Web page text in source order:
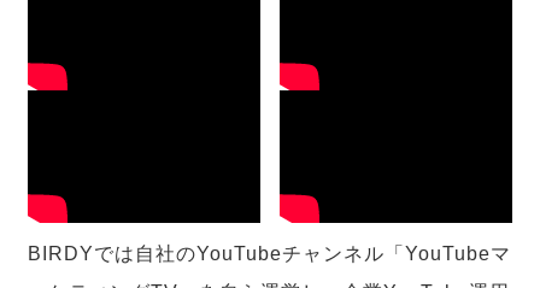
BIRDYでは自社のYouTubeチャンネル「YouTubeマ